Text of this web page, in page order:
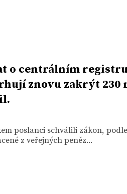
o centrálním
znovu zakrýt 230
poslanci schválili zákon,
z veřejných peněz...